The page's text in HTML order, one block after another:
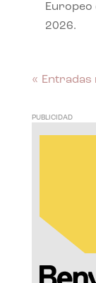
Europeo
2026.
« Entradas
PUBLICIDAD